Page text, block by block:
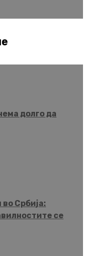
долго да
Србија:
се